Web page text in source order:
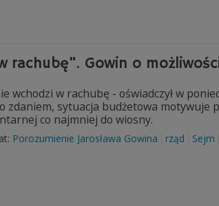
rachubę". Gowin o
wchodzi w rachubę - oświadczył w
zdaniem, sytuacja budżetowa
co najmniej do wiosny.
Porozumienie Jarosława Gowina rząd Sejm